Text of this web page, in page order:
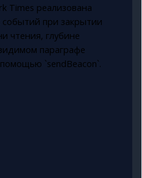
Times реализована
событий при закрытии
чтения, глубине
параграфе
`sendBeacon`.